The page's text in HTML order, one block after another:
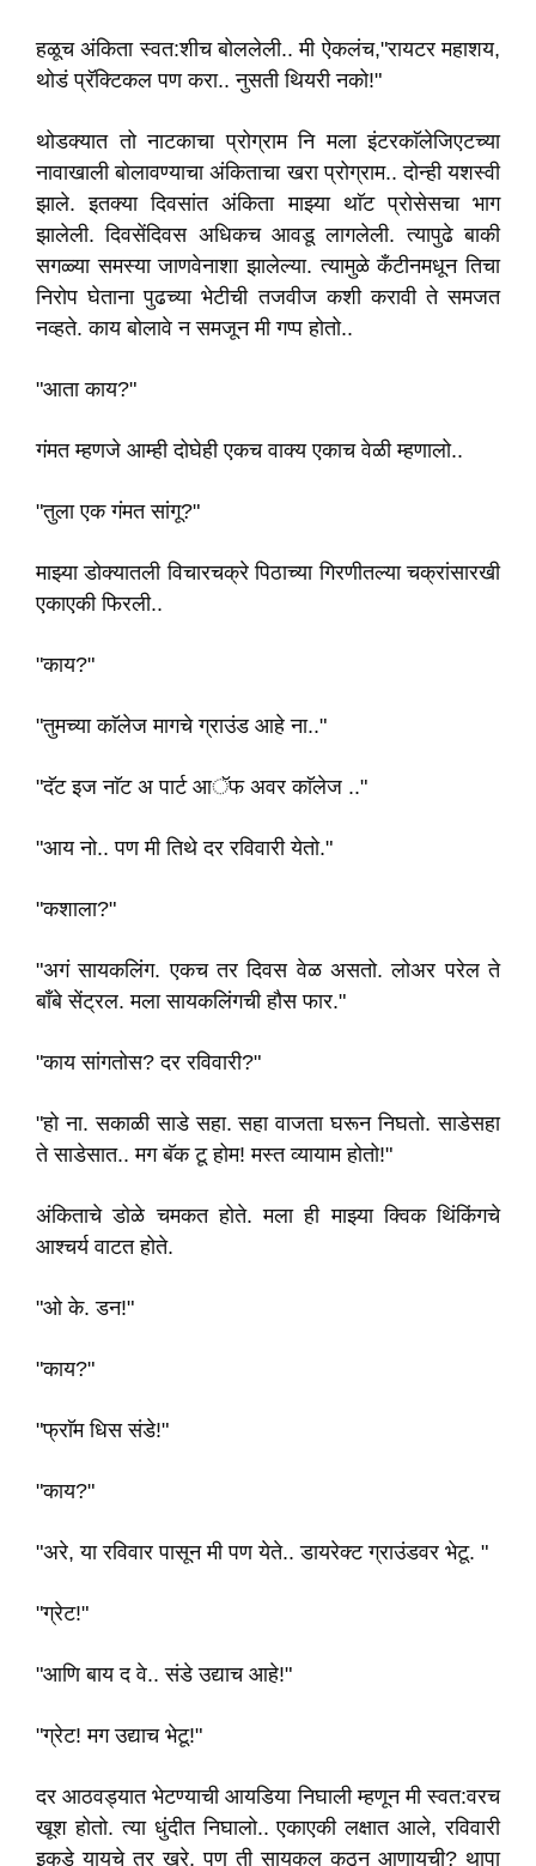
हळूच अंकिता स्वत:शीच बोललेली.. मी ऐकलंच,"रायटर महाशय,
थोडं प्रॅक्टिकल पण करा.. नुसती थियरी नको!"
थोडक्यात तो नाटकाचा प्रोग्राम नि मला इंटरकाॅलेजिएटच्या
नावाखाली बोलावण्याचा अंकिताचा खरा प्रोग्राम.. दोन्ही यशस्वी
झाले. इतक्या दिवसांत अंकिता माझ्या थाॅट प्रोसेसचा भाग
झालेली. दिवसेंदिवस अधिकच आवडू लागलेली. त्यापुढे बाकी
सगळ्या समस्या जाणवेनाशा झालेल्या. त्यामुळे कँटीनमधून तिचा
निरोप घेताना पुढच्या भेटीची तजवीज कशी करावी ते समजत
नव्हते. काय बोलावे न समजून मी गप्प होतो..
"आता काय?"
गंमत म्हणजे आम्ही दोघेही एकच वाक्य एकाच वेळी म्हणालो..
"तुला एक गंमत सांगू?"
माझ्या डोक्यातली विचारचक्रे पिठाच्या गिरणीतल्या चक्रांसारखी
एकाएकी फिरली..
"काय?"
"तुमच्या काॅलेज मागचे ग्राउंड आहे ना.."
"दॅट इज नाॅट अ पार्ट आॅफ अवर काॅलेज .."
"आय नो.. पण मी तिथे दर रविवारी येतो."
"कशाला?"
"अगं सायकलिंग. एकच तर दिवस वेळ असतो. लोअर परेल ते
बाँबे सेंट्रल. मला सायकलिंगची हौस फार."
"काय सांगतोस? दर रविवारी?"
"हो ना. सकाळी साडे सहा. सहा वाजता घरून निघतो. साडेसहा
ते साडेसात.. मग बॅक टू होम! मस्त व्यायाम होतो!"
अंकिताचे डोळे चमकत होते. मला ही माझ्या क्विक थिंकिंगचे
आश्चर्य वाटत होते.
"ओ के. डन!"
"काय?"
"फ्राॅम धिस संडे!"
"काय?"
"अरे, या रविवार पासून मी पण येते.. डायरेक्ट ग्राउंडवर भेटू. "
"ग्रेट!"
"आणि बाय द वे.. संडे उद्याच आहे!"
"ग्रेट! मग उद्याच भेटू!"
दर आठवड्यात भेटण्याची आयडिया निघाली म्हणून मी स्वत:वरच
खूश होतो. त्या धुंदीत निघालो.. एकाएकी लक्षात आले, रविवारी
इकडे यायचे तर खरे, पण ती सायकल कुठून आणायची? थापा